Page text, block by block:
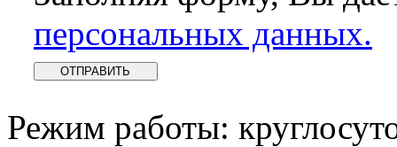
персональных данных.
Режим работы: